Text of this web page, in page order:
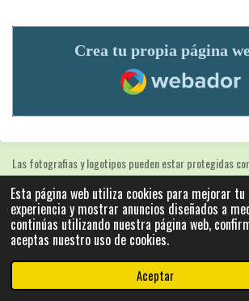
Esta página web utiliza cookies para mejorar tu
experiencia y mostrar anuncios diseñados a
continúas utilizando nuestra página web,
aceptas nuestro uso de cookies.
Aceptar
Crea tu propia página
Webador
Las fotografias y logotipos pueden estar protegidas
2025: Statics - by ISCRLopez APP_Stats_v5.103
Con la tecnología deWebador